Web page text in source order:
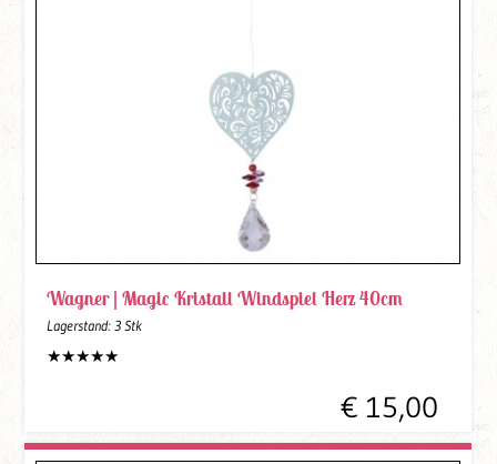
Wagner |Magic Kristall Windspiel Herz 40cm
Lagerstand:3 Stk
€ 15,00